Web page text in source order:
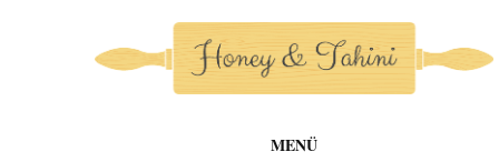
MENÜ